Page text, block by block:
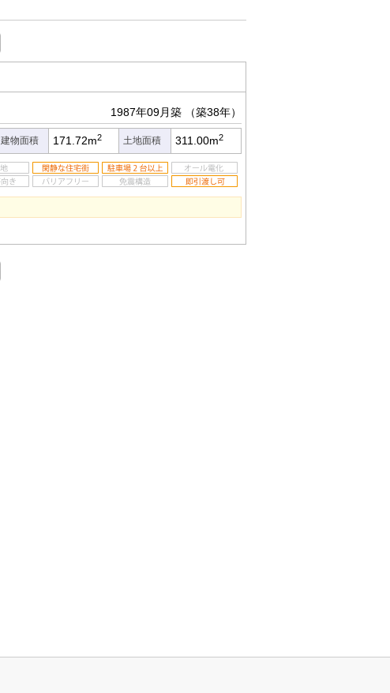
1987年09月築 （築38年）
建物面積 171.72m2 土地面積 311.00m2